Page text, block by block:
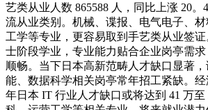
艺类从业人数 865588 人，同比上涨 20。
流从业类别。机械、谍报、电气电子、材
工学等专业，更容易取到手艺类从业签
士阶段学业，专业能力贴合企业岗亭需
顺畅。当下日本高新范畴人才缺口显著
能、数据科学相关岗亭常年招工紧缺。
年日本 IT 行业人才缺口或将达到 41 万